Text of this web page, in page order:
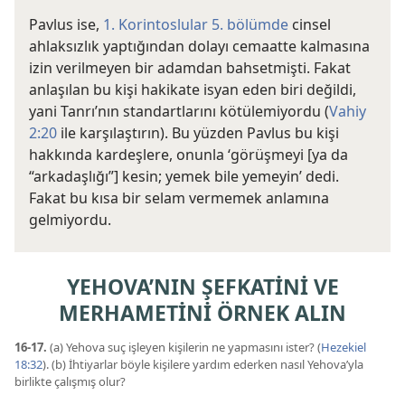
Pavlus ise, 1. Korintoslular 5. bölümde cinsel
ahlaksızlık yaptığından dolayı cemaatte kalmasına
izin verilmeyen bir adamdan bahsetmişti. Fakat
anlaşılan bu kişi hakikate isyan eden biri değildi,
yani Tanrı’nın standartlarını kötülemiyordu (Vahiy
2:20 ile karşılaştırın). Bu yüzden Pavlus bu kişi
hakkında kardeşlere, onunla ‘görüşmeyi [ya da
“arkadaşlığı”] kesin; yemek bile yemeyin’ dedi.
Fakat bu kısa bir selam vermemek anlamına
gelmiyordu.
YEHOVA’NIN ŞEFKATİNİ VE
MERHAMETİNİ ÖRNEK ALIN
16-17. (a) Yehova suç işleyen kişilerin ne yapmasını ister? (Hezekiel
18:32). (b) İhtiyarlar böyle kişilere yardım ederken nasıl Yehova’yla
birlikte çalışmış olur?